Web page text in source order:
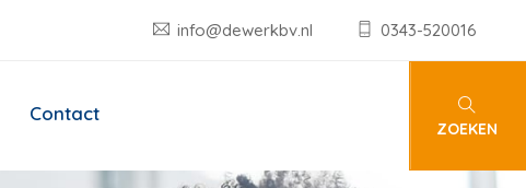
info@dewerkbv.nl 0343-520016
Contact
ZOEKEN